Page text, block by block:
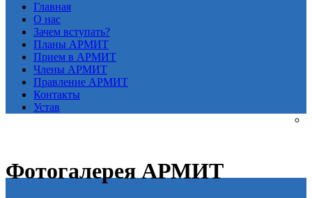
Главная
О нас
Зачем вступать?
Планы АРМИТ
Прием в АРМИТ
Члены АРМИТ
Правление АРМИТ
Контакты
Устав
Фотогалерея АРМИТ